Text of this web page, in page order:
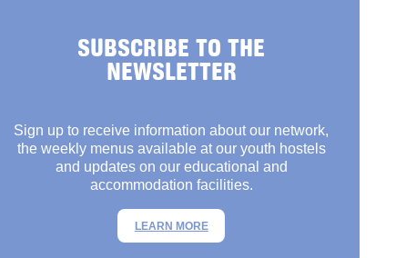
SUBSCRIBE TO THE
NEWSLETTER
Sign up to receive information about our network,
the weekly menus available at our youth hostels
and updates on our educational and
accommodation facilities.
LEARN MORE